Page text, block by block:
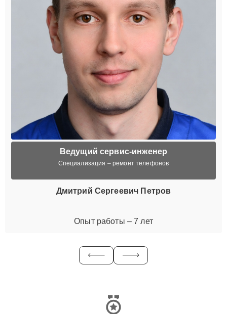
Ведущий сервис-инженер
Специализация – ремонт телефонов
Дмитрий Сергеевич Петров
Опыт работы – 7 лет